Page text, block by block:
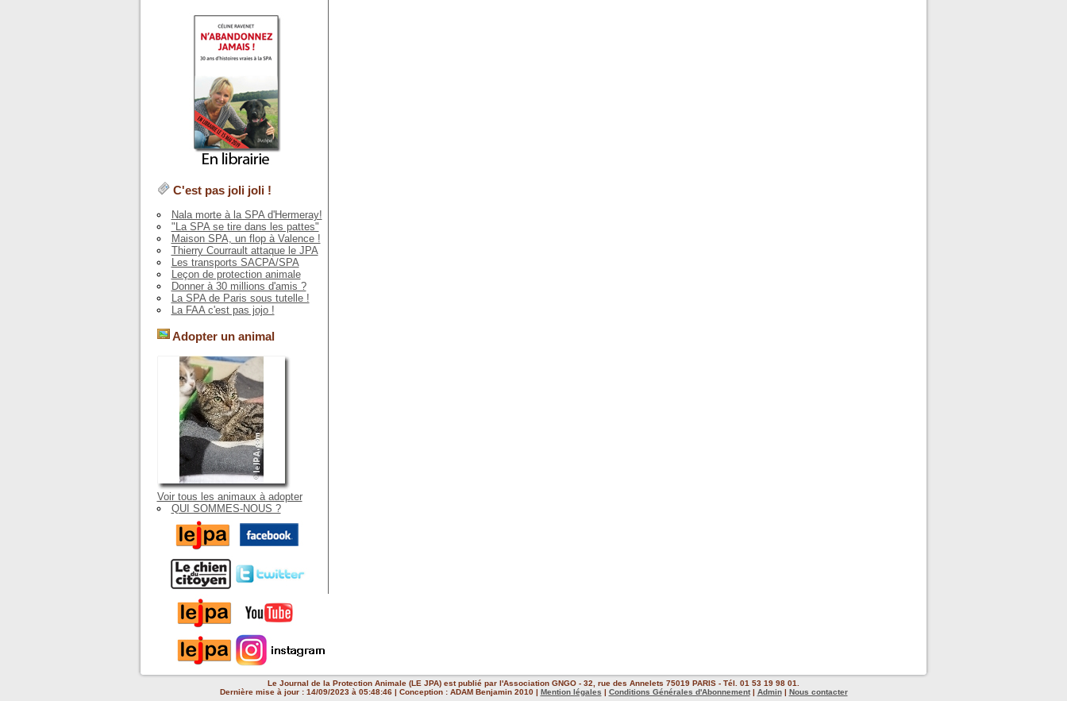
C'est pas joli joli !
Nala morte à la SPA d'Hermeray!
"La SPA se tire dans les pattes"
Maison SPA, un flop à Valence !
Thierry Courrault attaque le JPA
Les transports SACPA/SPA
Leçon de protection animale
Donner à 30 millions d'amis ?
La SPA de Paris sous tutelle !
La FAA c'est pas jojo !
Adopter un animal
Voir tous les animaux à adopter
QUI SOMMES-NOUS ?
Le Journal de la Protection Animale (LE JPA) est publié par l'Association GNGO - 32, rue des Annelets 75019 PARIS - Tél. 01 53 19 98 01.
Dernière mise à jour : 14/09/2023 à 05:48:46 | Conception : ADAM Benjamin 2010 | Mention légales | Conditions Générales d'Abonnement| Admin| Nous contacter